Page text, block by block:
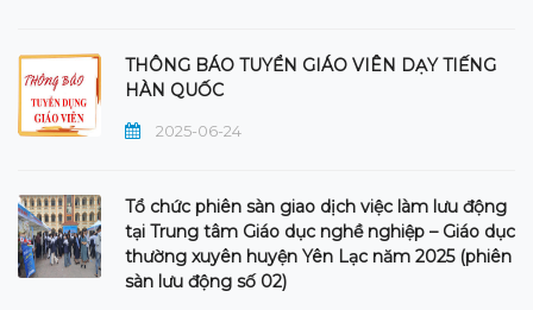
THÔNG BÁO TUYỂN GIÁO VIÊN DẠY TIẾNG
HÀN QUỐC
2025-06-24
Tổ chức phiên sàn giao dịch việc làm lưu động
tại Trung tâm Giáo dục nghề nghiệp – Giáo dục
thường xuyên huyện Yên Lạc năm 2025 (phiên
sàn lưu động số 02)